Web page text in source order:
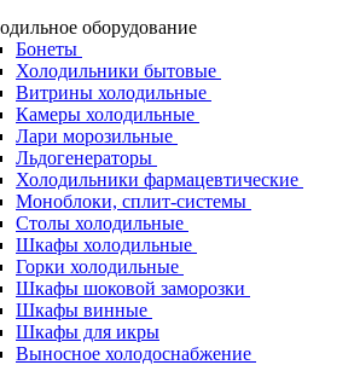
оборудование
Бонеты
Холодильники бытовые
Витрины холодильные
Камеры холодильные
Лари морозильные
Льдогенераторы
Холодильники фармацевтические
Моноблоки, сплит-системы
Столы холодильные
Шкафы холодильные
Горки холодильные
Шкафы шоковой заморозки
Шкафы винные
Шкафы для икры
Выносное холодоснабжение